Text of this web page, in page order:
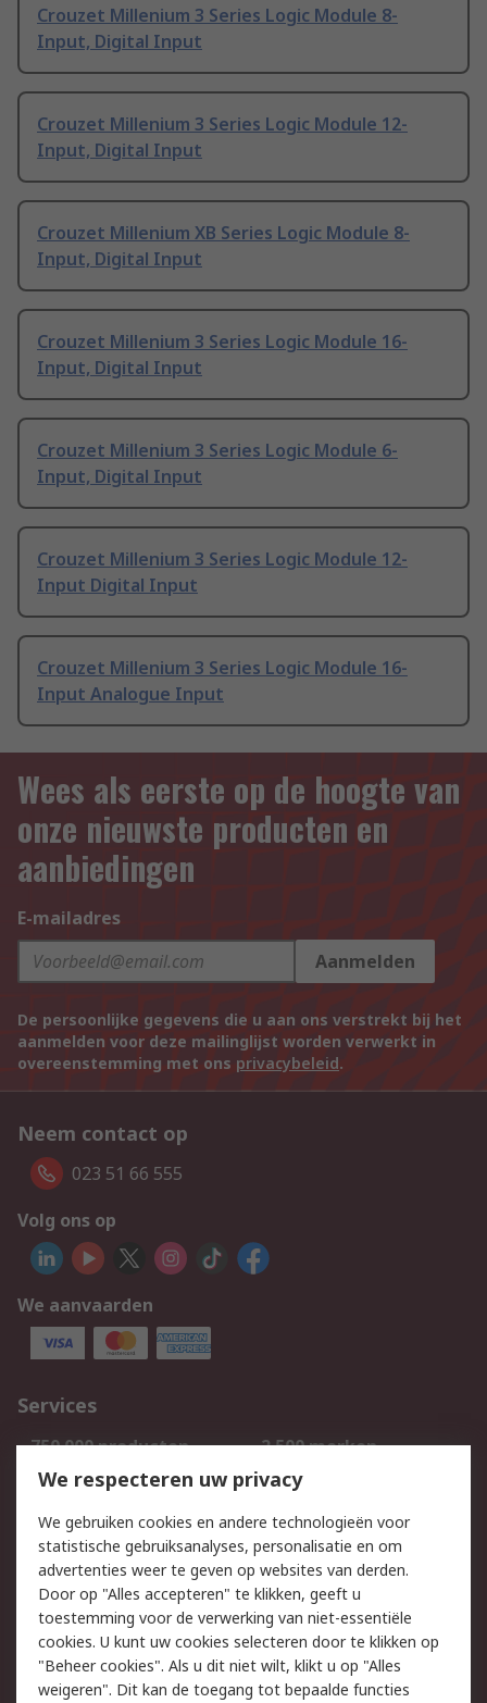
Crouzet Millenium 3 Series Logic Module 8-
Input, Digital Input
Crouzet Millenium 3 Series Logic Module 12-
Input, Digital Input
Crouzet Millenium XB Series Logic Module 8-
Input, Digital Input
Crouzet Millenium 3 Series Logic Module 16-
Input, Digital Input
Crouzet Millenium 3 Series Logic Module 6-
Input, Digital Input
Crouzet Millenium 3 Series Logic Module 12-
Input Digital Input
Crouzet Millenium 3 Series Logic Module 16-
Input Analogue Input
Wees als eerste op de hoogte van
onze nieuwste producten en
aanbiedingen
E-mailadres
Aanmelden
De persoonlijke gegevens die u aan ons verstrekt bij het
aanmelden voor deze mailinglijst worden verwerkt in
overeenstemming met ons privacybeleid.
Neem contact op
023 51 66 555
Volg ons op
We aanvaarden
Services
750.000 producten
2.500 merken
Bestellen
Inkoopoplossingen
Track & Trace
Wettelijk
Cookiebeleid
Email veiligheid
Privacybeleid
Websitevoorwaarden
Algemene
We respecteren uw privacy
We gebruiken cookies en andere technologieën voor
statistische gebruiksanalyses, personalisatie en om
advertenties weer te geven op websites van derden.
Door op "Alles accepteren" te klikken, geeft u
toestemming voor de verwerking van niet-essentiële
cookies. U kunt uw cookies selecteren door te klikken op
"Beheer cookies". Als u dit niet wilt, klikt u op "Alles
weigeren". Dit kan de toegang tot bepaalde functies